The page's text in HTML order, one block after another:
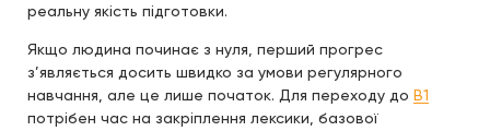
реальну якість підготовки.
Якщо людина починає з нуля, перший прогрес
з’являється досить швидко за умови регулярного
навчання, але це лише початок. Для переходу до B1
потрібен час на закріплення лексики, базової